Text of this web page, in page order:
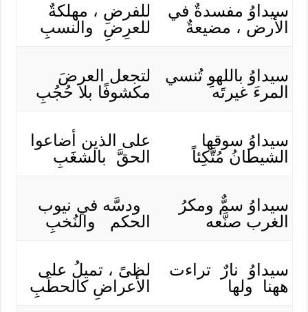
سيداوُ مفسدةٌ في
الأرض ، مضيعةٌ
للفرضِ ، مهلكةٌ
للعرِضِ والنسبِ
سيداوُ باللهوِ تُنسي
المرءَ غيرتَه
لتجعل العرضَ
مكشوفًا بلا حُجُبِ
سيداوُ سوقها
الشيطانُ مُتَّكِئاً
على الذين أضاعوا
الحقَّ بالشغَبِ
سيداوُ سمٌّ ومكرُ
الغرب صنَّعه
ودسَّه في نيوب
الحكم والنُخبِ
سيداوُ نارٌ تراءت
ههنا ولها
لظىً ، تميلُ على
الأعراضِ كالحطَبِ